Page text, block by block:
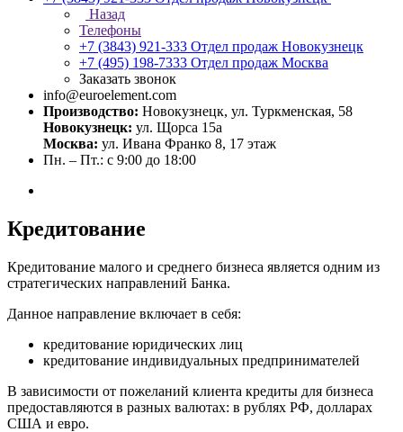
Назад
Телефоны
+7 (3843) 921-333 Отдел продаж Новокузнецк
+7 (495) 198-7333 Отдел продаж Москва
Заказать звонок
info@euroelement.com
Производство: Новокузнецк, ул. Туркменская, 58
Новокузнецк: ул. Щорса 15а
Москва: ул. Ивана Франко 8, 17 этаж
Пн. – Пт.: с 9:00 до 18:00
Кредитование
Кредитование малого и среднего бизнеса является одним из
стратегических направлений Банка.
Данное направление включает в себя:
кредитование юридических лиц
кредитование индивидуальных предпринимателей
В зависимости от пожеланий клиента кредиты для бизнеса
предоставляются в разных валютах: в рублях РФ, долларах
США и евро.